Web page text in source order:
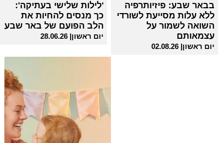
בבאר שבע: פיזיותרפיה
ללא עלות מסייעת לשורדי
השואה לשמור על
עצמאותם
יום ראשון| 02.08.26
'לילות שלישי בעתיקה':
כך מנסים להחיות את
הלב הפועם של באר שבע
יום ראשון| 28.06.26